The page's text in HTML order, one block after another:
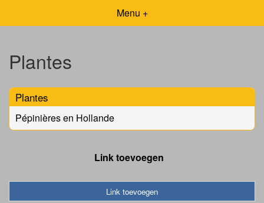
Menu +
Plantes
Plantes
Pépinières en Hollande
Link toevoegen
Link toevoegen